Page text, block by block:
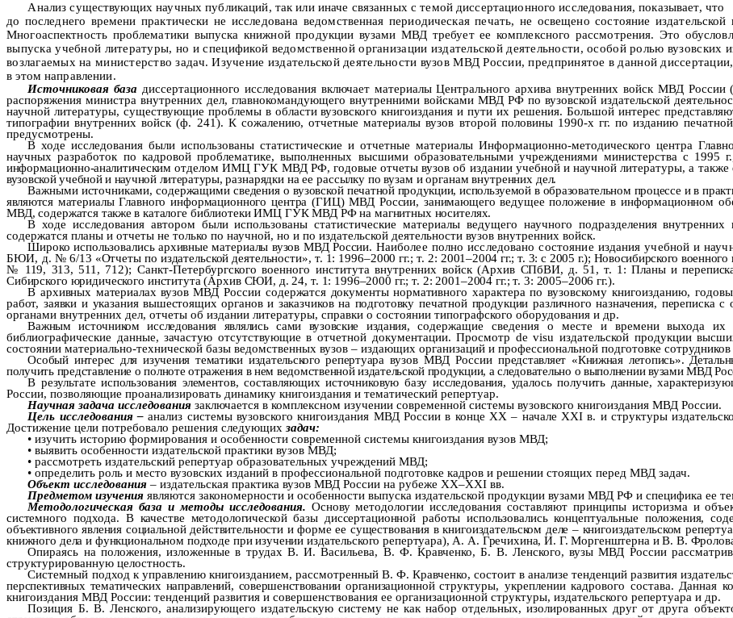
Анализ существующих научных публикаций, так или иначе связанных с темой диссертационного исследования, показывает, что
до последнего времени практически не исследована ведомственная периодическая печать, не освещено состояние
Многоаспектность проблематики выпуска книжной продукции вузами МВД требует ее комплексного рассмотрения. Это
выпуска учебной литературы, но и спецификой ведомственной организации издательской деятельности, особой ролью
возлагаемых на министерство задач. Изучение издательской деятельности вузов МВД России, предпринятое в данной
в этом направлении.
Источниковая база диссертационного исследования включает материалы Центрального архива внутренних войск МВД
распоряжения министра внутренних дел, главнокомандующего внутренними войсками МВД РФ по вузовской издательской
научной литературы, существующие проблемы в области вузовского книгоиздания и пути их решения. Большой интерес
типографии внутренних войск (ф. 241). К сожалению, отчетные материалы вузов второй половины 1990-х гг. по изданию
предусмотрены.
В ходе исследования были использованы статистические и отчетные материалы Информационно-методического центра
научных разработок по кадровой проблематике, выполненных высшими образовательными учреждениями министерства с 1995 г
информационно-аналитичес­ким отделом ИМЦ ГУК МВД РФ, годовые отчеты вузов об издании учебнойи научной литературы, а также
вузовской учебной и научной литературы,разнарядки на ее рассылку по вузам и органам внутренних дел.
Важными источниками, содержащими сведения о вузовскойпечатной продукции, используемой в образовательном процессе и в
являются материалы Главного информационного центра (ГИЦ) МВД России, занимающего ведущее положение в информационном
МВД, содержатся такжев каталоге библиотеки ИМЦ ГУК МВД РФ на магнитных носителях.
В ходе исследования автором были использованы статистические материалы ведущего научного подразделения
содержатся планы и отчеты не только по научной, но и по издательской деятельности вузов внутренних войск.
Широко использовались архивные материалы вузов МВД России. Наиболее полно исследовано состояние издания учебной и
БЮИ, д. № 6/13 «Отчеты по издательской деятельности», т. 1: 1996–2000 гг.; т. 2: 2001–2004 гг.; т. 3: с 2005 г.); Новосибирского военного
№ 119, 313, 511, 712); Санкт-Петербургского военного института внутренних войск (Архив СПбВИ, д. 51, т. 1: Планы и переписка
Сибирского юридического института (Архив СЮИ, д. 24, т. 1: 1996–2000 гг.; т. 2: 2001–2004 гг.; т. 3: 2005–2006 гг.).
В архивных материалах вузовМВД России содержатся документы нормативного характера по вузовскому книгоизданию,
работ, заявки и указания вышестоящих органов и заказчиков на подготовку печатной продукции различного назначения, переписка с
органами внутренних дел, отчеты об издании литературы, справки о состоянии типографского оборудования и др.
Важнымисточником исследования являлись сами вузовские издания, содержащие сведения о месте и времени выхода их
библиографические данные, зачастую отсутствующие в отчетной документации. Просмотр de visu издательской продукции
состоянии материально-технической базы ведомственных вузов – издающих организаций и профессиональной подготовке сотрудников
Особый интерес для изучения тематики издательского репертуара вузов МВД России представляет «Книжная летопись».
получить представление о полноте отражения в нем ведомственной издательской продукции, а следовательно о выполнении вузами МВД
В результате использования элементов, составляющих источниковую базу исследования, удалось получить данные,
России, позволяющие проанализировать динамику книгоиздания и тематический репертуар.
Научная задача исследования заключается в комплексном изучении современной системы вузовского книгоиздания МВД России.
Цель исследования – анализ системы вузовского книгоиздания МВД России в конце XX – начале XXI в. и структуры
Достижение цели потребовало решения следующих задач:
• изучить историю формирования и особенности современной системы книгоиздания вузов МВД;
• выявить особенности издательской практики вузов МВД;
• рассмотреть издательский репертуар образовательных учреждений МВД;
• определить роль и место вузовских изданий в профессиональной подготовке кадров и решении стоящих перед МВД задач.
Объект исследования – издательская практика вузов МВД России на рубеже XX–XXI вв.
Предметом изучения являютсязакономерности и особенности выпуска издательской продукции вузами МВД РФ и специфика ее
Методологическая база и методы исследования. Основу методологии исследования составляют принципы историзма и
системного подхода. В качестве методологической базы диссертационной работы использовались концептуальные
объективного явления социальной действительности и форме ее существования в книгоиздательском деле – книгоиздательском
книжного дела и функциональном подходе при изучении издательского репертуара), А. А. Гречихина, И. Г. Моргенштерна и В. В.
Опираясь на положения, изложенные в трудах В. И. Васильева, В. Ф. Кравченко, Б. В. Ленского, вузы МВД России
структурированную целостность.
Системный подход к управлению книгоизданием, рассмотренный В. Ф. Кравченко, состоит в анализе тенденций развития
перспективных тематических направлений, совершенствовании организационнойструктуры, укреплении кадрового состава. Данная
книгоиздания МВД России: тенденций развития и совершенствования ее организационной структуры, издательского репертуара и др.
Позиция Б. В. Ленского, анализирующего издательскую систему не как набор отдельных, изолированных друг от друга